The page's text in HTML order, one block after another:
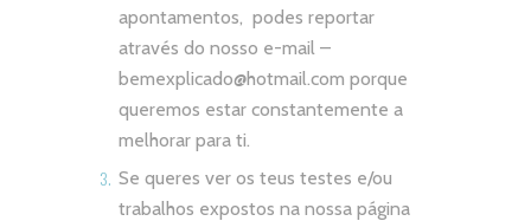
apontamentos, podes reportar
através do nosso e-mail –
bemexplicado@hotmail.com porque
queremos estar constantemente a
melhorar para ti.
Se queres ver os teus testes e/ou
trabalhos expostos na nossa página